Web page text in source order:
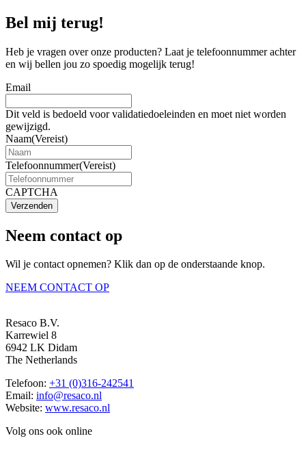
Bel mij terug!
Heb je vragen over onze producten? Laat je telefoonnummer achter
en wij bellen jou zo spoedig mogelijk terug!
Email
Dit veld is bedoeld voor validatiedoeleinden en moet niet worden
gewijzigd.
Naam(Vereist)
Telefoonnummer(Vereist)
CAPTCHA
Verzenden
Neem contact op
Wil je contact opnemen? Klik dan op de onderstaande knop.
NEEM CONTACT OP
Resaco B.V.
Karrewiel 8
6942 LK Didam
The Netherlands
Telefoon: +31 (0)316-242541
Email: info@resaco.nl
Website: www.resaco.nl
Volg ons ook online